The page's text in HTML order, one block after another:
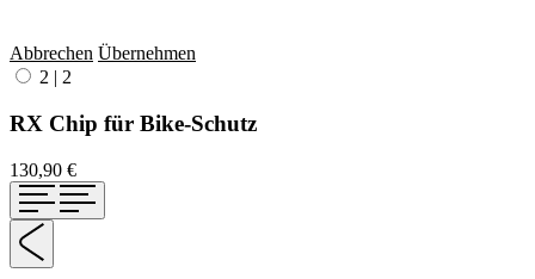
Abbrechen Übernehmen
2 | 2
RX Chip für Bike-Schutz
130,90 €